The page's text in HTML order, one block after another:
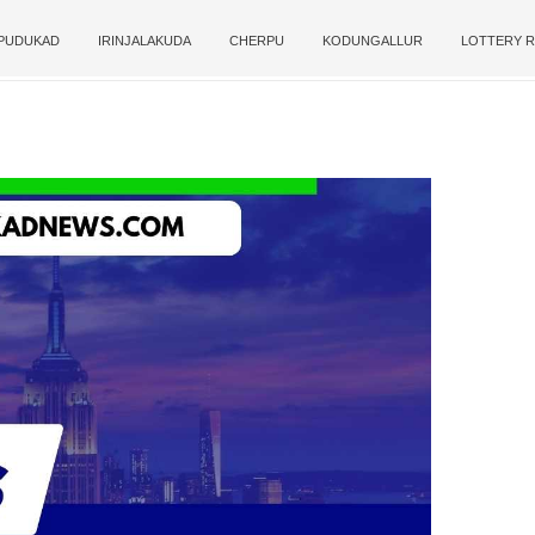
IRINJALAKUDA CHERPU KODUNGALLUR LOTTERY